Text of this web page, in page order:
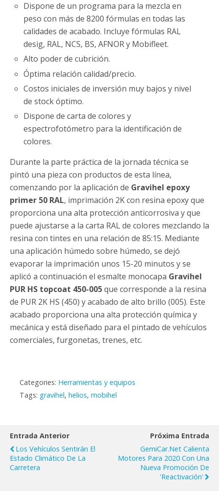
Dispone de un programa para la mezcla en
peso con más de 8200 fórmulas en todas las
calidades de acabado. Incluye fórmulas RAL
desig, RAL, NCS, BS, AFNOR y Mobifleet.
Alto poder de cubrición.
Óptima relación calidad/precio.
Costos iniciales de inversión muy bajos y nivel
de stock óptimo.
Dispone de carta de colores y
espectrofotómetro para la identificación de
colores.
Durante la parte práctica de la jornada técnica se
pintó una pieza con productos de esta línea,
comenzando por la aplicación de Gravihel epoxy
primer 50 RAL, imprimación 2K con resina epoxy que
proporciona una alta protección anticorrosiva y que
puede ajustarse a la carta RAL de colores mezclando la
resina con tintes en una relación de 85:15. Mediante
una aplicación húmedo sobre húmedo, se dejó
evaporar la imprimación unos 15-20 minutos y se
aplicó a continuación el esmalte monocapa Gravihel
PUR HS topcoat 450-005que corresponde a la resina
de PUR 2K HS (450) y acabado de alto brillo (005). Este
acabado proporciona una alta protección química y
mecánica y está diseñado para el pintado de vehículos
comerciales, furgonetas, trenes, etc.
Categories: Herramientas y equipos
Tags: gravihel, helios, mobihel
Entrada Anterior
Los Vehículos Sentirán El
Estado Climático De La
Carretera
Próxima Entrada
GemiCar.Net Calienta
Motores Para 2020 Con Una
Nueva Promoción De
'Reactivación'